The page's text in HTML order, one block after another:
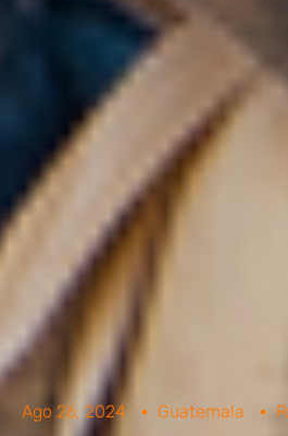
Ago 26, 2024 Guatemala